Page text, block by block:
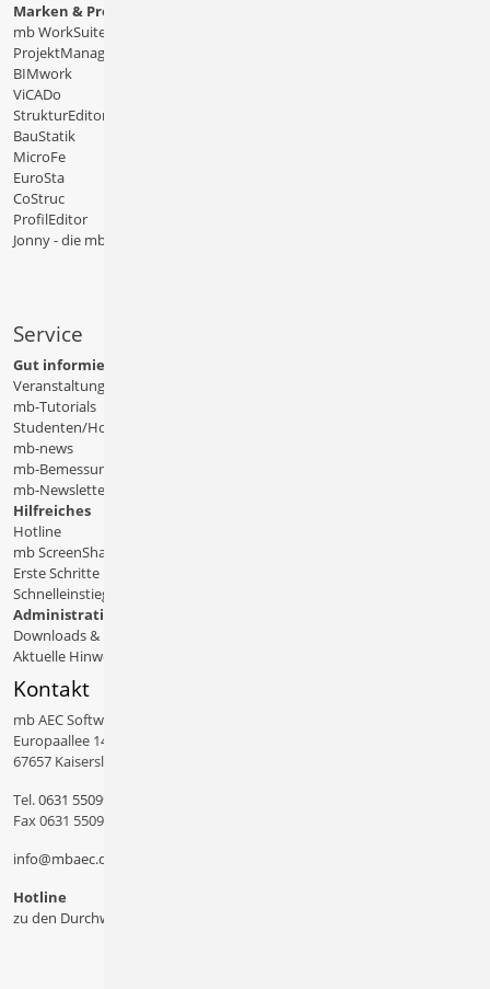
Marken & Produkte
mb WorkSuite
ProjektManager
BIMwork
ViCADo
StrukturEditor
BauStatik
MicroFe
EuroSta
CoStruc
ProfilEditor
Jonny - die mb-App
Service
Gut informiert
Veranstaltungen
mb-Tutorials
Studenten/Hochschule
mb-news
mb-Bemessungstafeln
mb-Newsletter
Hilfreiches
Hotline
mb ScreenShare
Erste Schritte
Schnelleinstiege & Doku
Administratives
Downloads & Patches
Aktuelle Hinweise
Kontakt
mb AEC Software GmbH
Europaallee 14
67657 Kaiserslautern
Tel.0631 550999 11
Fax 0631 550999 20
info@mbaec.de
Hotline
zu den Durchwahlen